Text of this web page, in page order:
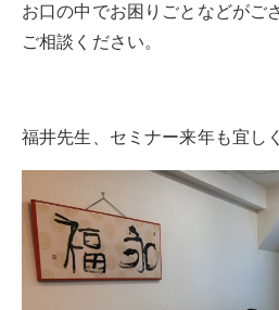
お口の中でお困りごとなどがご
ご相談ください。
福井先生、セミナー来年も宜し